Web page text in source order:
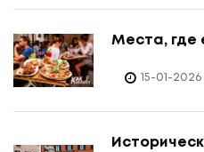
Места, где
15-01-2026